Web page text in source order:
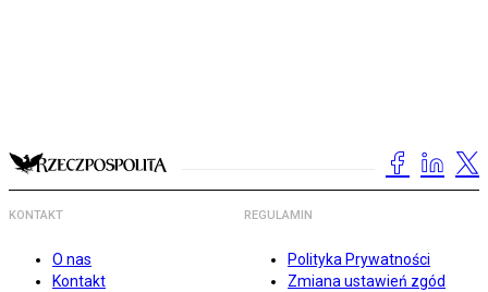
KONTAKT
O nas
Kontakt
REGULAMIN
Polityka Prywatności
Zmiana ustawień zgód